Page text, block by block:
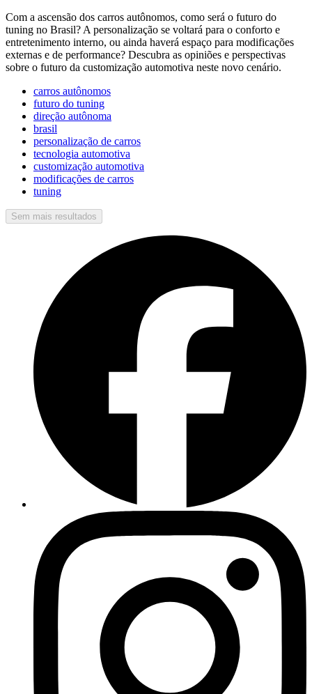
Com a ascensão dos carros autônomos, como será o futuro do
tuning no Brasil? A personalização se voltará para o conforto e
entretenimento interno, ou ainda haverá espaço para modificações
externas e de performance? Descubra as opiniões e perspectivas
sobre o futuro da customização automotiva neste novo cenário.
carros autônomos
futuro do tuning
direção autônoma
brasil
personalização de carros
tecnologia automotiva
customização automotiva
modificações de carros
tuning
Sem mais resultados